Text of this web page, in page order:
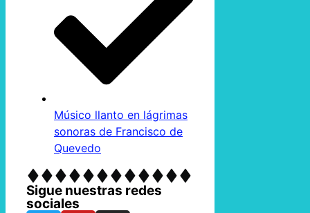
Músico llanto en lágrimas
sonoras de Francisco de
Quevedo
Sigue nuestras redes
sociales